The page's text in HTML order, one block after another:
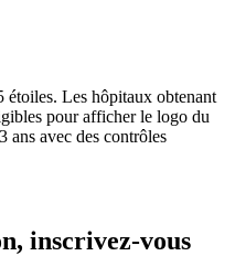
Les hôpitaux obtenant
pour afficher le logo du
ans avec des contrôles
inscrivez-vous